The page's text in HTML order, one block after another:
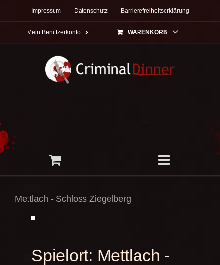
Impressum Datenschutz Barrierefreiheitserklärung
Mein Benutzerkonto WARENKORB
Mettlach - Schloss Ziegelberg
Spielort: Mettlach -